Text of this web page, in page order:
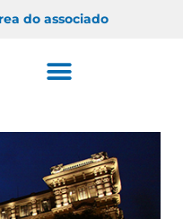
do associado